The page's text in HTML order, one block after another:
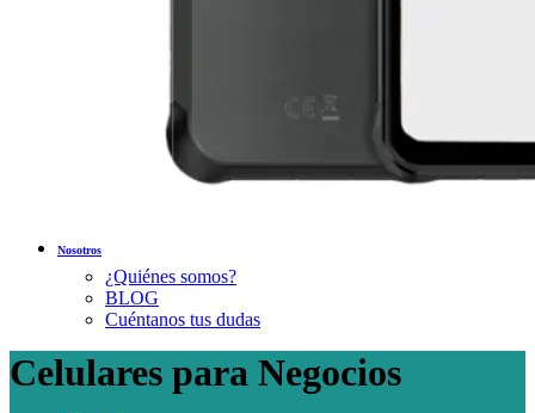
Nosotros
¿Quiénes somos?
BLOG
Cuéntanos tus dudas
Celulares para Negocios